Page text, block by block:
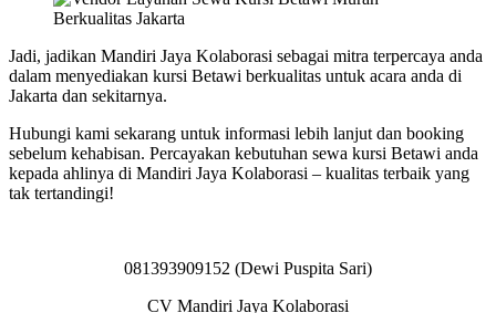
Jadi, jadikan Mandiri Jaya Kolaborasi sebagai mitra terpercaya anda
dalam menyediakan kursi Betawi berkualitas untuk acara anda di
Jakarta dan sekitarnya.
Hubungi kami sekarang untuk informasi lebih lanjut dan booking
sebelum kehabisan. Percayakan kebutuhan sewa kursi Betawi anda
kepada ahlinya di Mandiri Jaya Kolaborasi – kualitas terbaik yang
tak tertandingi!
081393909152 (Dewi Puspita Sari)
CV Mandiri Jaya Kolaborasi